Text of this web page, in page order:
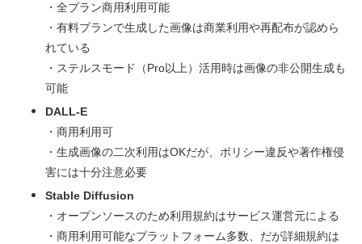
・全プラン商用利用可能
・有料プランで生成した画像は商業利用や再配布が認めら
れている
・ステルスモード（Pro以上）活用時は画像の非公開生成も
可能
DALL-E
・商用利用可
・生成画像の二次利用はOKだが、ポリシー違反や著作権侵
害には十分注意必要
Stable Diffusion
・オープンソースのため利用規約はサービス運営元による
・商用利用可能なプラットフォーム多数、だが詳細規約は